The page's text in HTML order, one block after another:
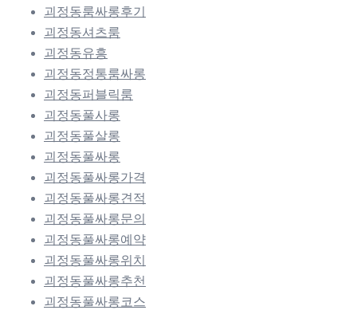
괴정동룸싸롱후기
괴정동셔츠룸
괴정동유흥
괴정동정통룸싸롱
괴정동퍼블릭룸
괴정동풀사롱
괴정동풀살롱
괴정동풀싸롱
괴정동풀싸롱가격
괴정동풀싸롱견적
괴정동풀싸롱문의
괴정동풀싸롱예약
괴정동풀싸롱위치
괴정동풀싸롱추천
괴정동풀싸롱코스